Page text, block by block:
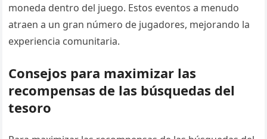
moneda dentro del juego. Estos eventos a menudo
atraen a un gran número de jugadores, mejorando la
experiencia comunitaria.
Consejos para maximizar las
recompensas de las búsquedas del
tesoro